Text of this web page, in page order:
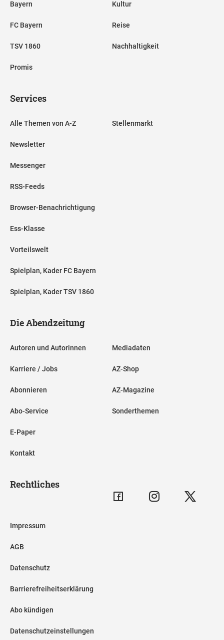
Bayern
FC Bayern
TSV 1860
Promis
Kultur
Reise
Nachhaltigkeit
Services
Alle Themen von A-Z
Newsletter
Messenger
RSS-Feeds
Browser-Benachrichtigung
Ess-Klasse
Vorteilswelt
Spielplan, Kader FC Bayern
Spielplan, Kader TSV 1860
Stellenmarkt
Die Abendzeitung
Autoren und Autorinnen
Karriere / Jobs
Abonnieren
Abo-Service
E-Paper
Kontakt
Mediadaten
AZ-Shop
AZ-Magazine
Sonderthemen
Rechtliches
Impressum
AGB
Datenschutz
Barrierefreiheitserklärung
Abo kündigen
Datenschutzeinstellungen